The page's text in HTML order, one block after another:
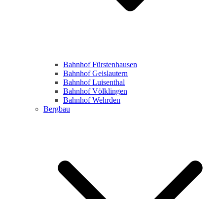
Bahnhof Fürstenhausen
Bahnhof Geislautern
Bahnhof Luisenthal
Bahnhof Völklingen
Bahnhof Wehrden
Bergbau